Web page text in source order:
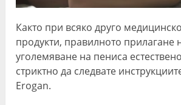
Както при всяко друго
продукти, правилното прилагане
уголемяване на пениса
стриктно да следвате
Erogan.